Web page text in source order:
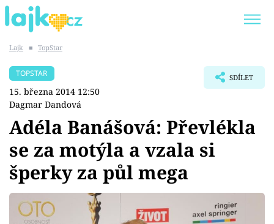
SHOPAHOLICADEL
Témata
Showbyznys
Youtubeři
Lajk ■ TopStar
TOPSTAR
15. března 2014 12:50
Dagmar Dandová
SDÍLET
Adéla Banášová: Převlékla
se za motýla a vzala si
šperky za půl mega